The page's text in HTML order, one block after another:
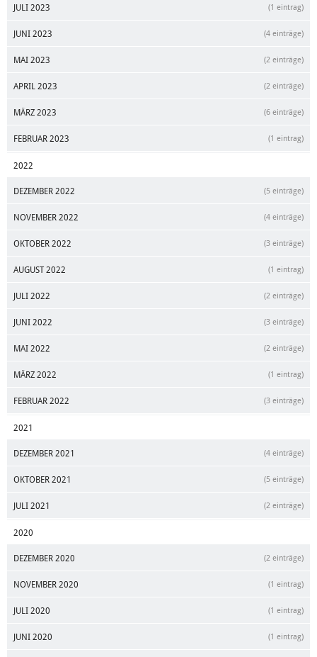
JULI 2023 (1 eintrag)
JUNI 2023 (4 einträge)
MAI 2023 (2 einträge)
APRIL 2023 (2 einträge)
MÄRZ 2023 (6 einträge)
FEBRUAR 2023 (1 eintrag)
2022
DEZEMBER 2022 (5 einträge)
NOVEMBER 2022 (4 einträge)
OKTOBER 2022 (3 einträge)
AUGUST 2022 (1 eintrag)
JULI 2022 (2 einträge)
JUNI 2022 (3 einträge)
MAI 2022 (2 einträge)
MÄRZ 2022 (1 eintrag)
FEBRUAR 2022 (3 einträge)
2021
DEZEMBER 2021 (4 einträge)
OKTOBER 2021 (5 einträge)
JULI 2021 (2 einträge)
2020
DEZEMBER 2020 (2 einträge)
NOVEMBER 2020 (1 eintrag)
JULI 2020 (1 eintrag)
JUNI 2020 (1 eintrag)